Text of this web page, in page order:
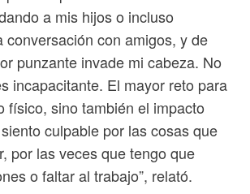
a mis hijos o incluso
conversación con amigos, y de
punzante invade mi cabeza. No
incapacitante. El mayor reto para
físico, sino también el impacto
culpable por las cosas que
por las veces que tengo que
o faltar al trabajo”, relató.